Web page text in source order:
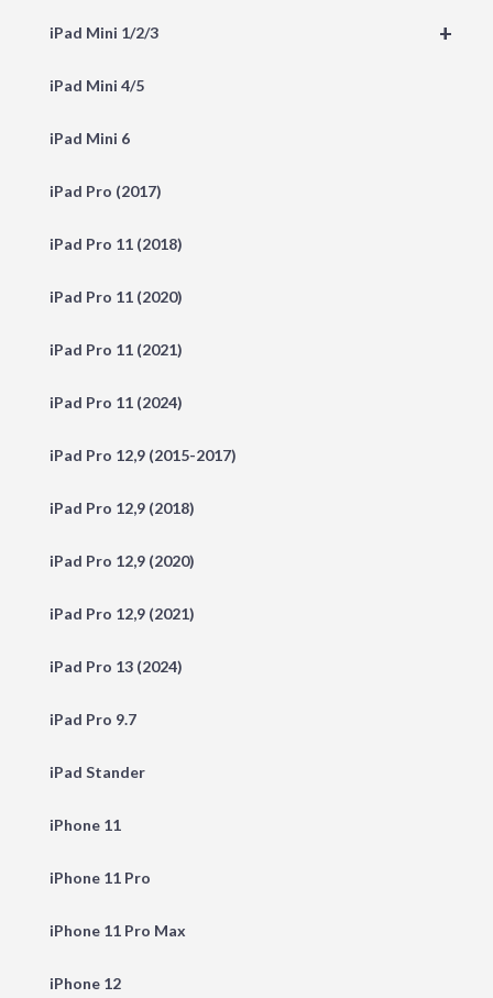
+
iPad Mini 1/2/3
iPad Mini 4/5
iPad Mini 6
iPad Pro (2017)
iPad Pro 11 (2018)
iPad Pro 11 (2020)
iPad Pro 11 (2021)
iPad Pro 11 (2024)
iPad Pro 12,9 (2015-2017)
iPad Pro 12,9 (2018)
iPad Pro 12,9 (2020)
iPad Pro 12,9 (2021)
iPad Pro 13 (2024)
iPad Pro 9.7
iPad Stander
iPhone 11
iPhone 11 Pro
iPhone 11 Pro Max
iPhone 12